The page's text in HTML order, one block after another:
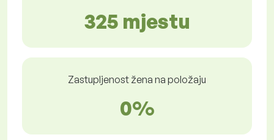
325 mjestu
Zastupljenost žena na položaju
0%